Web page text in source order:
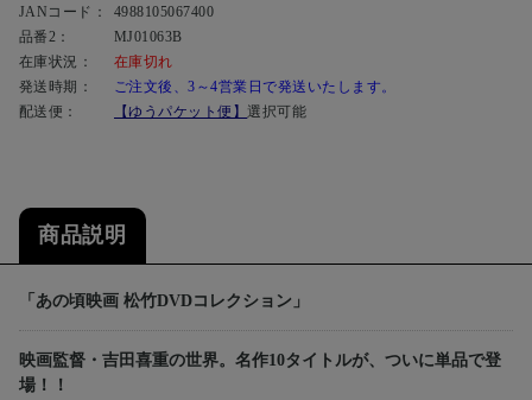
JANコード：
4988105067400
品番2：
MJ01063B
在庫状況：
在庫切れ
発送時期：
ご注文後、3～4営業日で発送いたします。
配送便：
【ゆうパケット便】選択可能
商品説明
「あの頃映画 松竹DVDコレクション」
映画監督・吉田喜重の世界。名作10タイトルが、ついに単品で登
場！！